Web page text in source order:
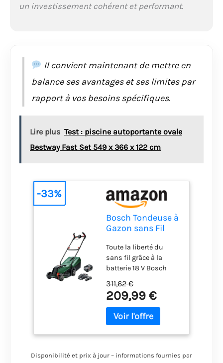
4.0 Ah W-C, chargeur
un investissement cohérent et performant.
Il convient maintenant de mettre en
balance ses avantages et ses limites par
rapport à vos besoins spécifiques.
Lire plus Test : piscine autoportante ovale
Bestway Fast Set 549 x 366 x 122 cm
Bosch Tondeuse à
Gazon sans Fil
32-300
Toute la liberté du
sans fil grâce à la
batterie 18 V Bosch
Tonte confortable et
maîtrise parfaite : les
poignées Ergoflex
réglables permettent
réduisant ainsi le mal
311,62 €
209,99 €
-33%
Disponibilité et prix à jour – informations fournies par